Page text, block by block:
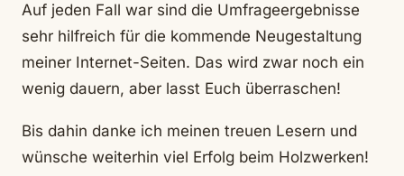
Auf jeden Fall war sind die Umfrageergebnisse
sehr hilfreich für die kommende Neugestaltung
meiner Internet-Seiten. Das wird zwar noch ein
wenig dauern, aber lasst Euch überraschen!
Bis dahin danke ich meinen treuen Lesern und
wünsche weiterhin viel Erfolg beim Holzwerken!